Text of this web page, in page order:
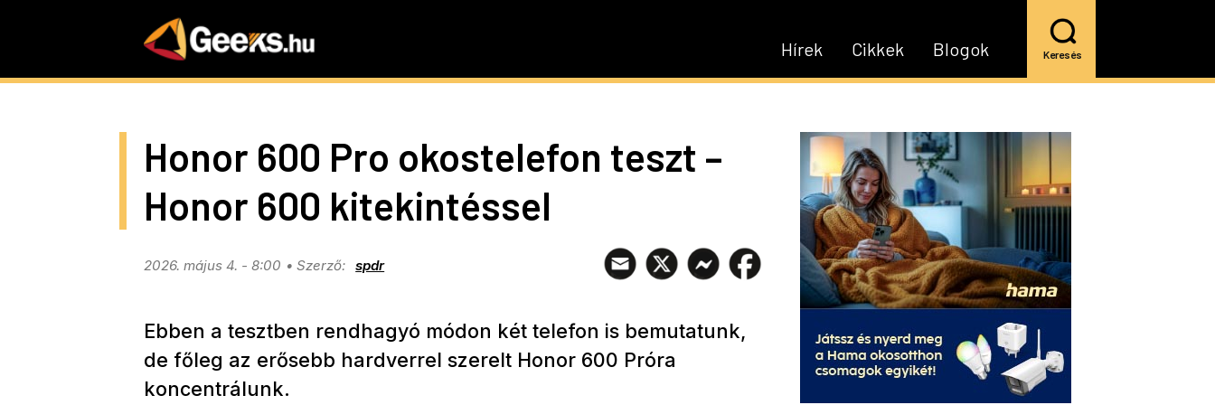
Blogok
Cikkek
Hírek Keresés
Honor 600 Pro okostelefon teszt –
Honor 600 kitekintéssel
2026. május 4. - 8:00 spdr
Ebben a tesztben rendhagyó módon két telefon is bemutatunk,
de főleg az erősebb hardverrel szerelt Honor 600 Próra
koncentrálunk.